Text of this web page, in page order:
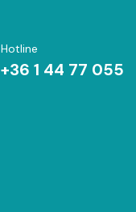
Hotline
+36 1 44 77 055